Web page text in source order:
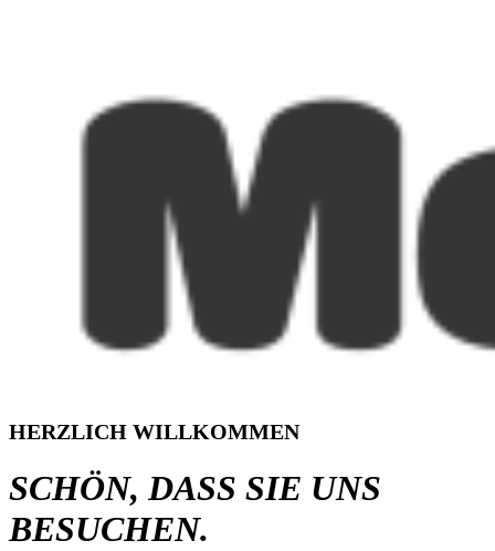
HERZLICH WILLKOMMEN
SCHÖN, DASS SIE UNS
BESUCHEN.